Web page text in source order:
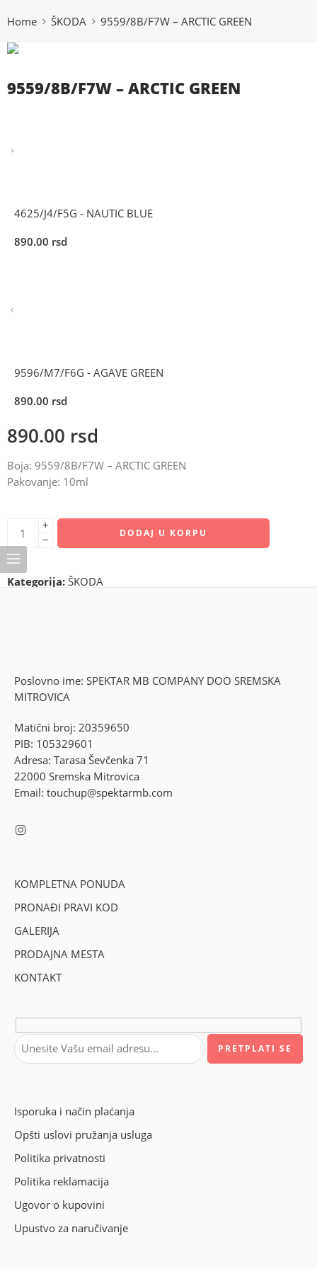
Home ŠKODA 9559/8B/F7W – ARCTIC GREEN
9559/8B/F7W – ARCTIC GREEN
4625/J4/F5G - NAUTIC BLUE
890.00 rsd
9596/M7/F6G - AGAVE GREEN
890.00 rsd
890.00 rsd
Boja: 9559/8B/F7W – ARCTIC GREEN
Pakovanje: 10ml
+
−
DODAJ U KORPU
Kategorija: ŠKODA
Poslovno ime: SPEKTAR MB COMPANY DOO SREMSKA
MITROVICA
Matični broj: 20359650
PIB: 105329601
Adresa: Tarasa Ševčenka 71
22000 Sremska Mitrovica
Email: touchup@spektarmb.com
KOMPLETNA PONUDA
PRONAĐI PRAVI KOD
GALERIJA
PRODAJNA MESTA
KONTAKT
Isporuka i način plaćanja
Opšti uslovi pružanja usluga
Politika privatnosti
Politika reklamacija
Ugovor o kupovini
Upustvo za naručivanje